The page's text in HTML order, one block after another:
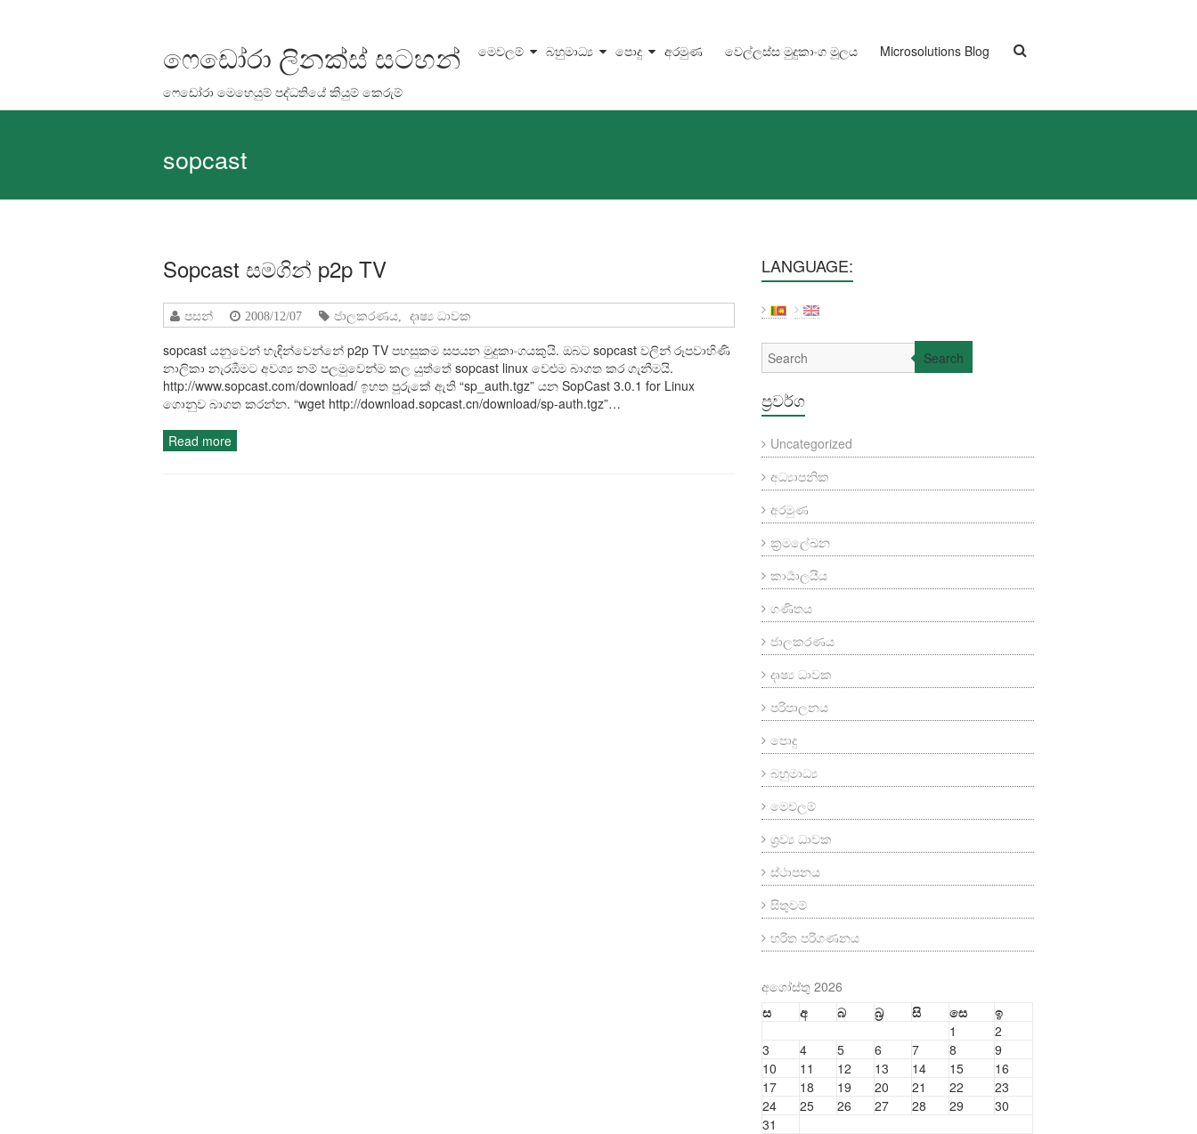
ෆෙඩෝරා ලිනක්ස් සටහන්
ෆෙඩෝරා මෙහෙයුම් පද්ධතියේ කියුම් කෙරුම්
මෙවලම් බහුමාධ්‍ය පොදු අරමුණ වෙල්ලස්ස මුදුකාංග මූලය Microsolutions Blog
sopcast
Sopcast සමගින් p2p TV
පසන් 2008/12/07 ජාලකරණය දෘෂ්‍ය ධාවක
sopcast යනුවෙන් හැඳින්වෙන්නේ p2p TV පහසුකම සපයන මුදුකාංගයකුයි. ඔබට sopcast වලින් රූපවාහිණි
නාලිකා නැරඹීමට අවශ්‍ය නම් පලමුවෙන්ම කල යුත්තේ sopcast linux වෙළුම බාගත කර ගැනීමයි.
http://www.sopcast.com/download/ ඉහත පුරුකේ ඇති “sp_auth.tgz” යන SopCast 3.0.1 for Linux
ගොනුව බාගත කරන්න. “wget http://download.sopcast.cn/download/sp-auth.tgz”…
Read more
LANGUAGE:
Search
ප්‍රවර්ග
Uncategorized
අධ්‍යාපනික
අරමුණ
ක්‍රමලේඛන
කාර්‍යාලයීය
ගණිතය
ජාලකරණය
දෘෂ්‍ය ධාවක
පරිපාලනය
පොදු
බහුමාධ්‍ය
මෙවලම්
ශ්‍රව්‍ය ධාවක
ස්ථාපනය
සිතුවම්
හරිත පරිගණනය
අගෝස්තු 2026
ස
අ බ බ්‍ර සි සෙ
ඉ
1
2
3
4 5 6 7 8
9
10
11 12 13 14 15
16
17
18 19 20 21 22
23
24
25 26 27 28 29
30
31